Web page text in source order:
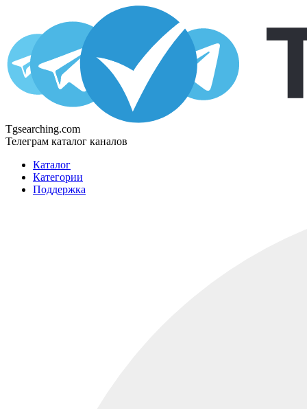
Tgsearching.com
Телеграм каталог каналов
Каталог
Категории
Поддержка